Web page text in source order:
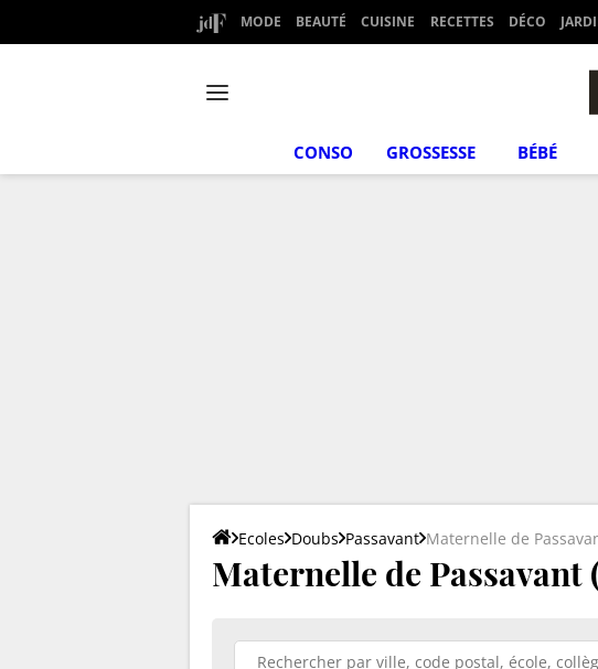
MODE BEAUTÉ CUISINE RECETTES DÉCO
CONSO GROSSESSE BÉBÉ
Ecoles Doubs Passavant Maternelle de
Maternelle de Passavant